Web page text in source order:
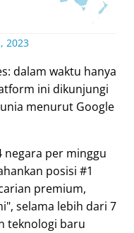
2023
dalam waktu hanya
ini dikunjungi
menurut Google
per minggu
posisi #1
premium,
, selama lebih dari 7
teknologi baru